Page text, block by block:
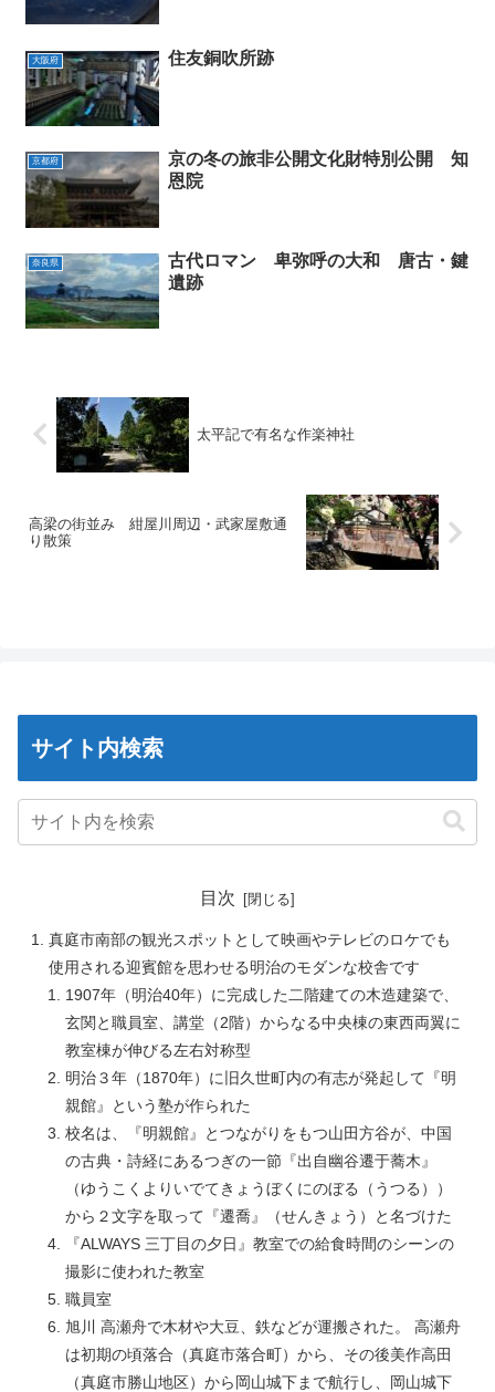
大阪府 住友銅吹所跡
京都府
京の冬の旅非公開文化財特別公開 知
恩院
奈良県
古代ロマン 卑弥呼の大和 唐古・鍵
遺跡
太平記で有名な作楽神社
高梁の街並み 紺屋川周辺・武家屋敷通
り散策
サイト内検索
目次
真庭市南部の観光スポットとして映画やテレビのロケでも
使用される迎賓館を思わせる明治のモダンな校舎です
1907年（明治40年）に完成した二階建ての木造建築で、
玄関と職員室、講堂（2階）からなる中央棟の東西両翼に
教室棟が伸びる左右対称型
明治３年（1870年）に旧久世町内の有志が発起して『明
親館』という塾が作られた
校名は、『明親館』とつながりをもつ山田方谷が、中国
の古典・詩経にあるつぎの一節『出自幽谷遷于蕎木』
（ゆうこくよりいでてきょうぼくにのぼる（うつる））
から２文字を取って『遷喬』（せんきょう）と名づけた
『ALWAYS 三丁目の夕日』教室での給食時間のシーンの
撮影に使われた教室
職員室
旭川 高瀬舟で木材や大豆、鉄などが運搬された。 高瀬舟
は初期の頃落合（真庭市落合町）から、その後美作高田
（真庭市勝山地区）から岡山城下まで航行し、岡山城下